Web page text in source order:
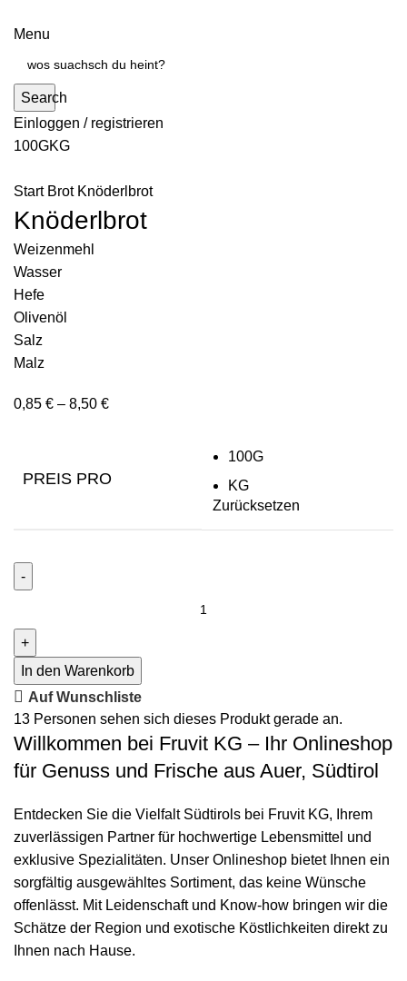
Menu
Search
Einloggen / registrieren
100GKG
Start Brot Knöderlbrot
Knöderlbrot
Weizenmehl
Wasser
Hefe
Olivenöl
Salz
Malz
0,85 € – 8,50 €
PREIS PRO
100G
KG
Zurücksetzen
In den Warenkorb
Auf Wunschliste
13 Personen sehen sich dieses Produkt gerade an.
Willkommen bei Fruvit KG – Ihr Onlineshop
für Genuss und Frische aus Auer, Südtirol
Entdecken Sie die Vielfalt Südtirols bei Fruvit KG, Ihrem
zuverlässigen Partner für hochwertige Lebensmittel und
exklusive Spezialitäten. Unser Onlineshop bietet Ihnen ein
sorgfältig ausgewähltes Sortiment, das keine Wünsche
offenlässt. Mit Leidenschaft und Know-how bringen wir die
Schätze der Region und exotische Köstlichkeiten direkt zu
Ihnen nach Hause.